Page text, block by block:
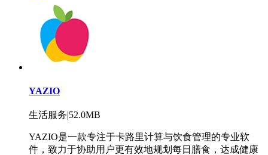
YAZIO
生活服务|52.0MB
YAZIO是一款专注于卡路里计算与饮食管理的专业软
件，致力于协助用户更有效地规划每日膳食，达成健康